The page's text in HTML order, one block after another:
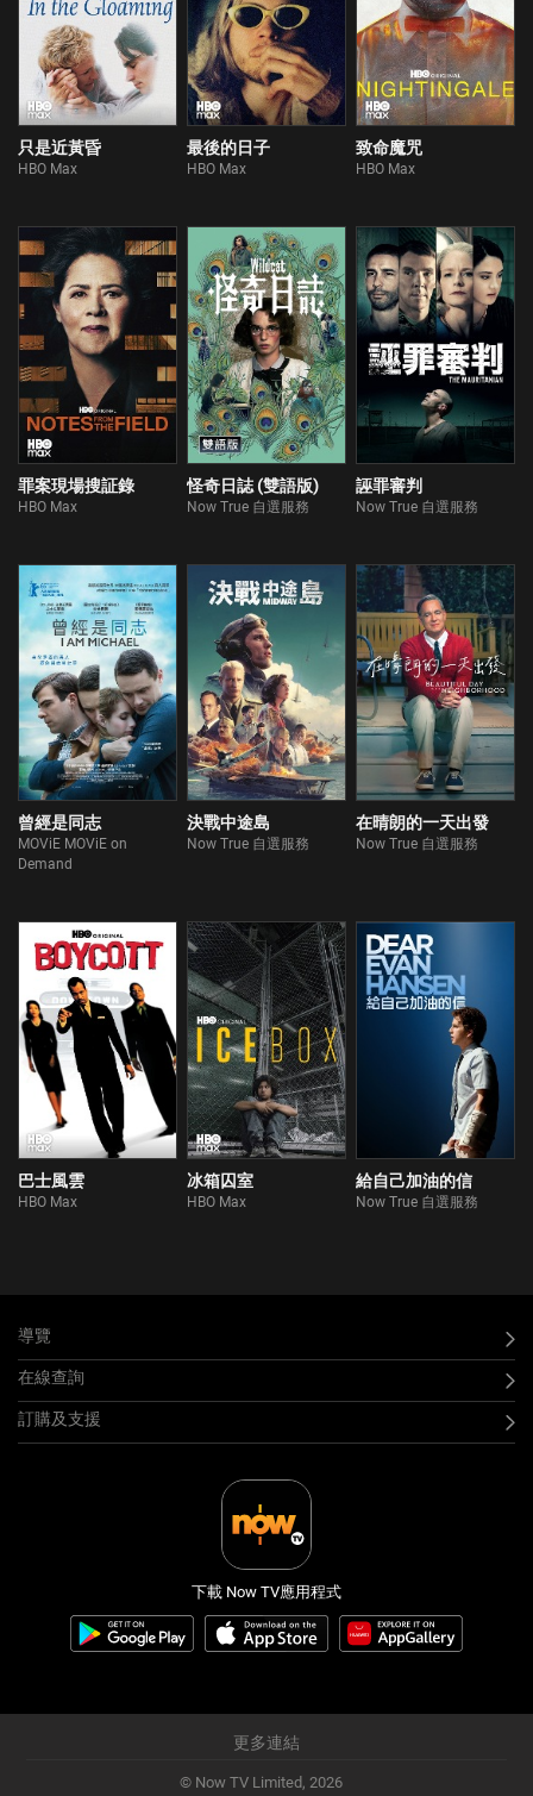
只是近黃昏
HBO Max
最後的日子
HBO Max
致命魔咒
HBO Max
罪案現場搜証錄
HBO Max
怪奇日誌 (雙語版)
Now True 自選服務
誣罪審判
Now True 自選服務
曾經是同志
MOViE MOViE on
Demand
決戰中途島
Now True 自選服務
在晴朗的一天出發
Now True 自選服務
巴士風雲
HBO Max
冰箱囚室
HBO Max
給自己加油的信
Now True 自選服務
導覽
在線查詢
訂購及支援
下載 Now TV應用程式
更多連結
© Now TV Limited, 2026